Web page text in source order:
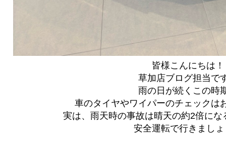
皆様こんにちは！
草加店ブログ担当で
雨の日が続くこの時
車のタイヤやワイパーのチェックは
実は、雨天時の事故は晴天の約2倍に
安全運転で行きまし